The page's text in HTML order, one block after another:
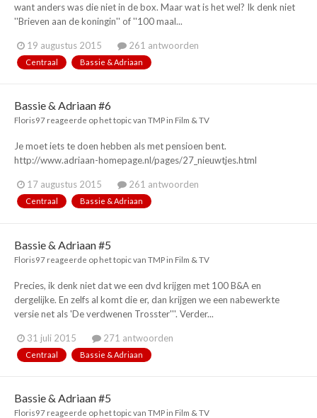
want anders was die niet in de box. Maar wat is het wel? Ik denk niet
''Brieven aan de koningin'' of ''100 maal...
19 augustus 2015 261 antwoorden
Centraal Bassie & Adriaan
Bassie & Adriaan #6
Floris97 reageerde op het topic van TMP in Film & TV
Je moet iets te doen hebben als met pensioen bent.
http://www.adriaan-homepage.nl/pages/27_nieuwtjes.html
17 augustus 2015 261 antwoorden
Centraal Bassie & Adriaan
Bassie & Adriaan #5
Floris97 reageerde op het topic van TMP in Film & TV
Precies, ik denk niet dat we een dvd krijgen met 100 B&A en
dergelijke. En zelfs al komt die er, dan krijgen we een nabewerkte
versie net als 'De verdwenen Trosster'''. Verder...
31 juli 2015 271 antwoorden
Centraal Bassie & Adriaan
Bassie & Adriaan #5
Floris97 reageerde op het topic van TMP in Film & TV